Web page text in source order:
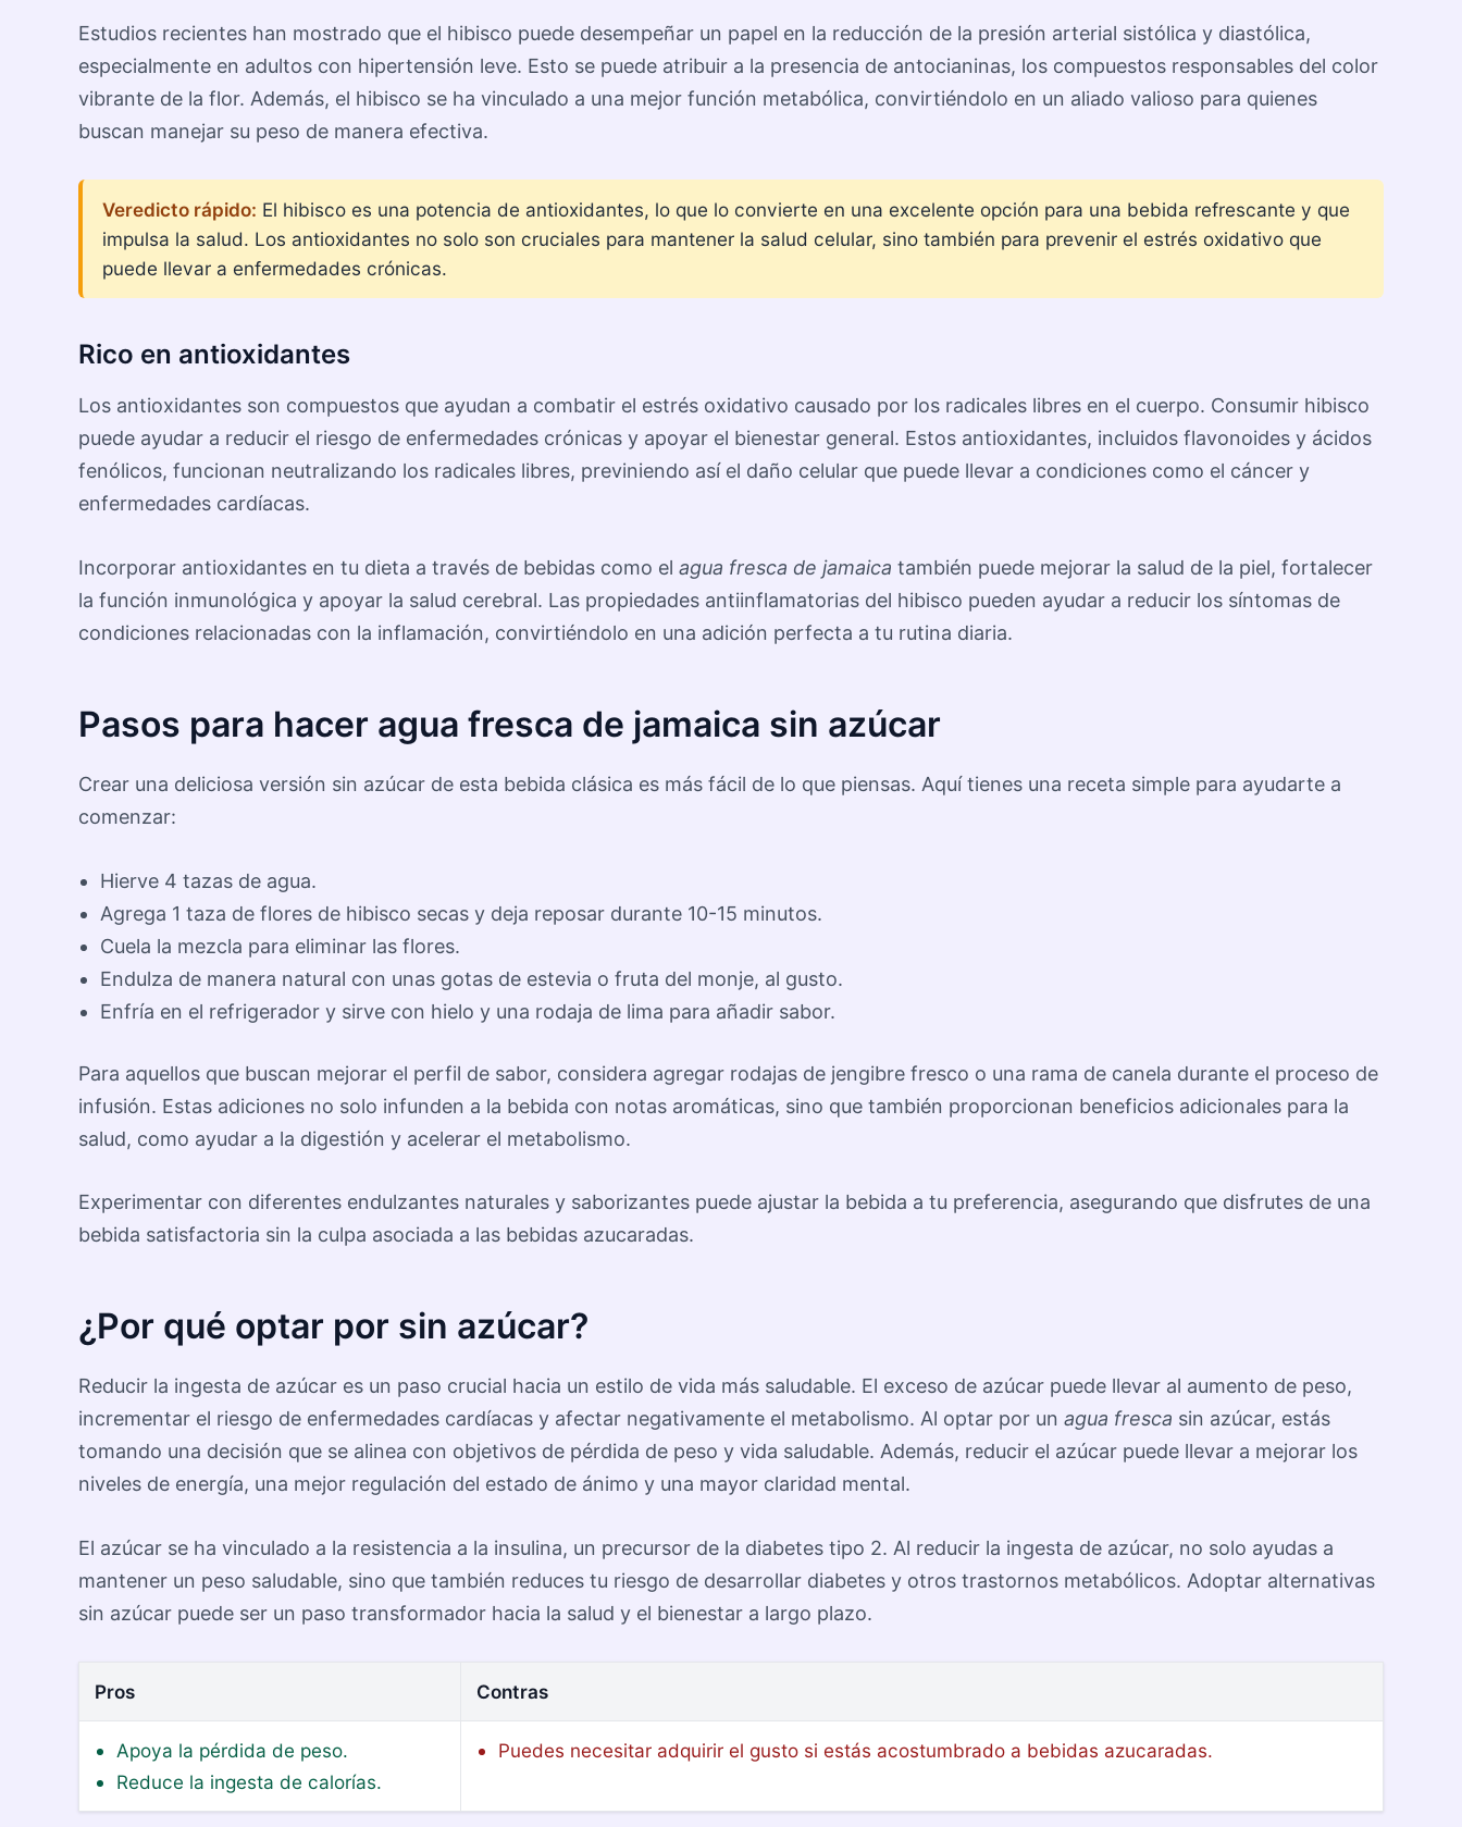
Estudios recientes han mostrado que el hibisco puede desempeñar un papel en la reducción de la presión arterial sistólica y diastólica,
especialmente en adultos con hipertensión leve. Esto se puede atribuir a la presencia de antocianinas, los compuestos responsables del color
vibrante de la flor. Además, el hibisco se ha vinculado a una mejor función metabólica, convirtiéndolo en un aliado valioso para quienes
buscan manejar su peso de manera efectiva.
Veredicto rápido: El hibisco es una potencia de antioxidantes, lo que lo convierte en una excelente opción para una bebida refrescante y que
impulsa la salud. Los antioxidantes no solo son cruciales para mantener la salud celular, sino también para prevenir el estrés oxidativo que
puede llevar a enfermedades crónicas.
Rico en antioxidantes
Los antioxidantes son compuestos que ayudan a combatir el estrés oxidativo causado por los radicales libres en el cuerpo. Consumir hibisco
puede ayudar a reducir el riesgo de enfermedades crónicas y apoyar el bienestar general. Estos antioxidantes, incluidos flavonoides y ácidos
fenólicos, funcionan neutralizando los radicales libres, previniendo así el daño celular que puede llevar a condiciones como el cáncer y
enfermedades cardíacas.
Incorporar antioxidantes en tu dieta a través de bebidas como el agua fresca de jamaica también puede mejorar la salud de la piel, fortalecer
la función inmunológica y apoyar la salud cerebral. Las propiedades antiinflamatorias del hibisco pueden ayudar a reducir los síntomas de
condiciones relacionadas con la inflamación, convirtiéndolo en una adición perfecta a tu rutina diaria.
Pasos para hacer agua fresca de jamaica sin azúcar
Crear una deliciosa versión sin azúcar de esta bebida clásica es más fácil de lo que piensas. Aquí tienes una receta simple para ayudarte a
comenzar:
Hierve 4 tazas de agua.
Agrega 1 taza de flores de hibisco secas y deja reposar durante 10-15 minutos.
Cuela la mezcla para eliminar las flores.
Endulza de manera natural con unas gotas de estevia o fruta del monje, al gusto.
Enfría en el refrigerador y sirve con hielo y una rodaja de lima para añadir sabor.
Para aquellos que buscan mejorar el perfil de sabor, considera agregar rodajas de jengibre fresco o una rama de canela durante el proceso de
infusión. Estas adiciones no solo infunden a la bebida con notas aromáticas, sino que también proporcionan beneficios adicionales para la
salud, como ayudar a la digestión y acelerar el metabolismo.
Experimentar con diferentes endulzantes naturales y saborizantes puede ajustar la bebida a tu preferencia, asegurando que disfrutes de una
bebida satisfactoria sin la culpa asociada a las bebidas azucaradas.
¿Por qué optar por sin azúcar?
Reducir la ingesta de azúcar es un paso crucial hacia un estilo de vida más saludable. El exceso de azúcar puede llevar al aumento de peso,
incrementar el riesgo de enfermedades cardíacas y afectar negativamente el metabolismo. Al optar por un agua fresca sin azúcar, estás
tomando una decisión que se alinea con objetivos de pérdida de peso y vida saludable. Además, reducir el azúcar puede llevar a mejorar los
niveles de energía, una mejor regulación del estado de ánimo y una mayor claridad mental.
El azúcar se ha vinculado a la resistencia a la insulina, un precursor de la diabetes tipo 2. Al reducir la ingesta de azúcar, no solo ayudas a
mantener un peso saludable, sino que también reduces tu riesgo de desarrollar diabetes y otros trastornos metabólicos. Adoptar alternativas
sin azúcar puede ser un paso transformador hacia la salud y el bienestar a largo plazo.
Pros Contras
Apoya la pérdida de peso.
Reduce la ingesta de calorías.
Puedes necesitar adquirir el gusto si estás acostumbrado a bebidas azucaradas.